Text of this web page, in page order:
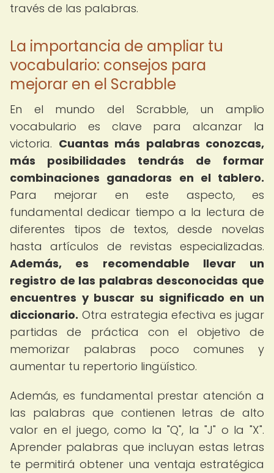
través de las palabras.
La importancia de ampliar tu
vocabulario: consejos para
mejorar en el Scrabble
En el mundo del Scrabble, un amplio
vocabulario es clave para alcanzar la
victoria. Cuantas más palabras conozcas,
más posibilidades tendrás de formar
combinaciones ganadoras en el tablero.
Para mejorar en este aspecto, es
fundamental dedicar tiempo a la lectura de
diferentes tipos de textos, desde novelas
hasta artículos de revistas especializadas.
Además, es recomendable llevar un
registro de las palabras desconocidas que
encuentres y buscar su significado en un
diccionario. Otra estrategia efectiva es jugar
partidas de práctica con el objetivo de
memorizar palabras poco comunes y
aumentar tu repertorio lingüístico.
Además, es fundamental prestar atención a
las palabras que contienen letras de alto
valor en el juego, como la "Q", la "J" o la "X".
Aprender palabras que incluyan estas letras
te permitirá obtener una ventaja estratégica